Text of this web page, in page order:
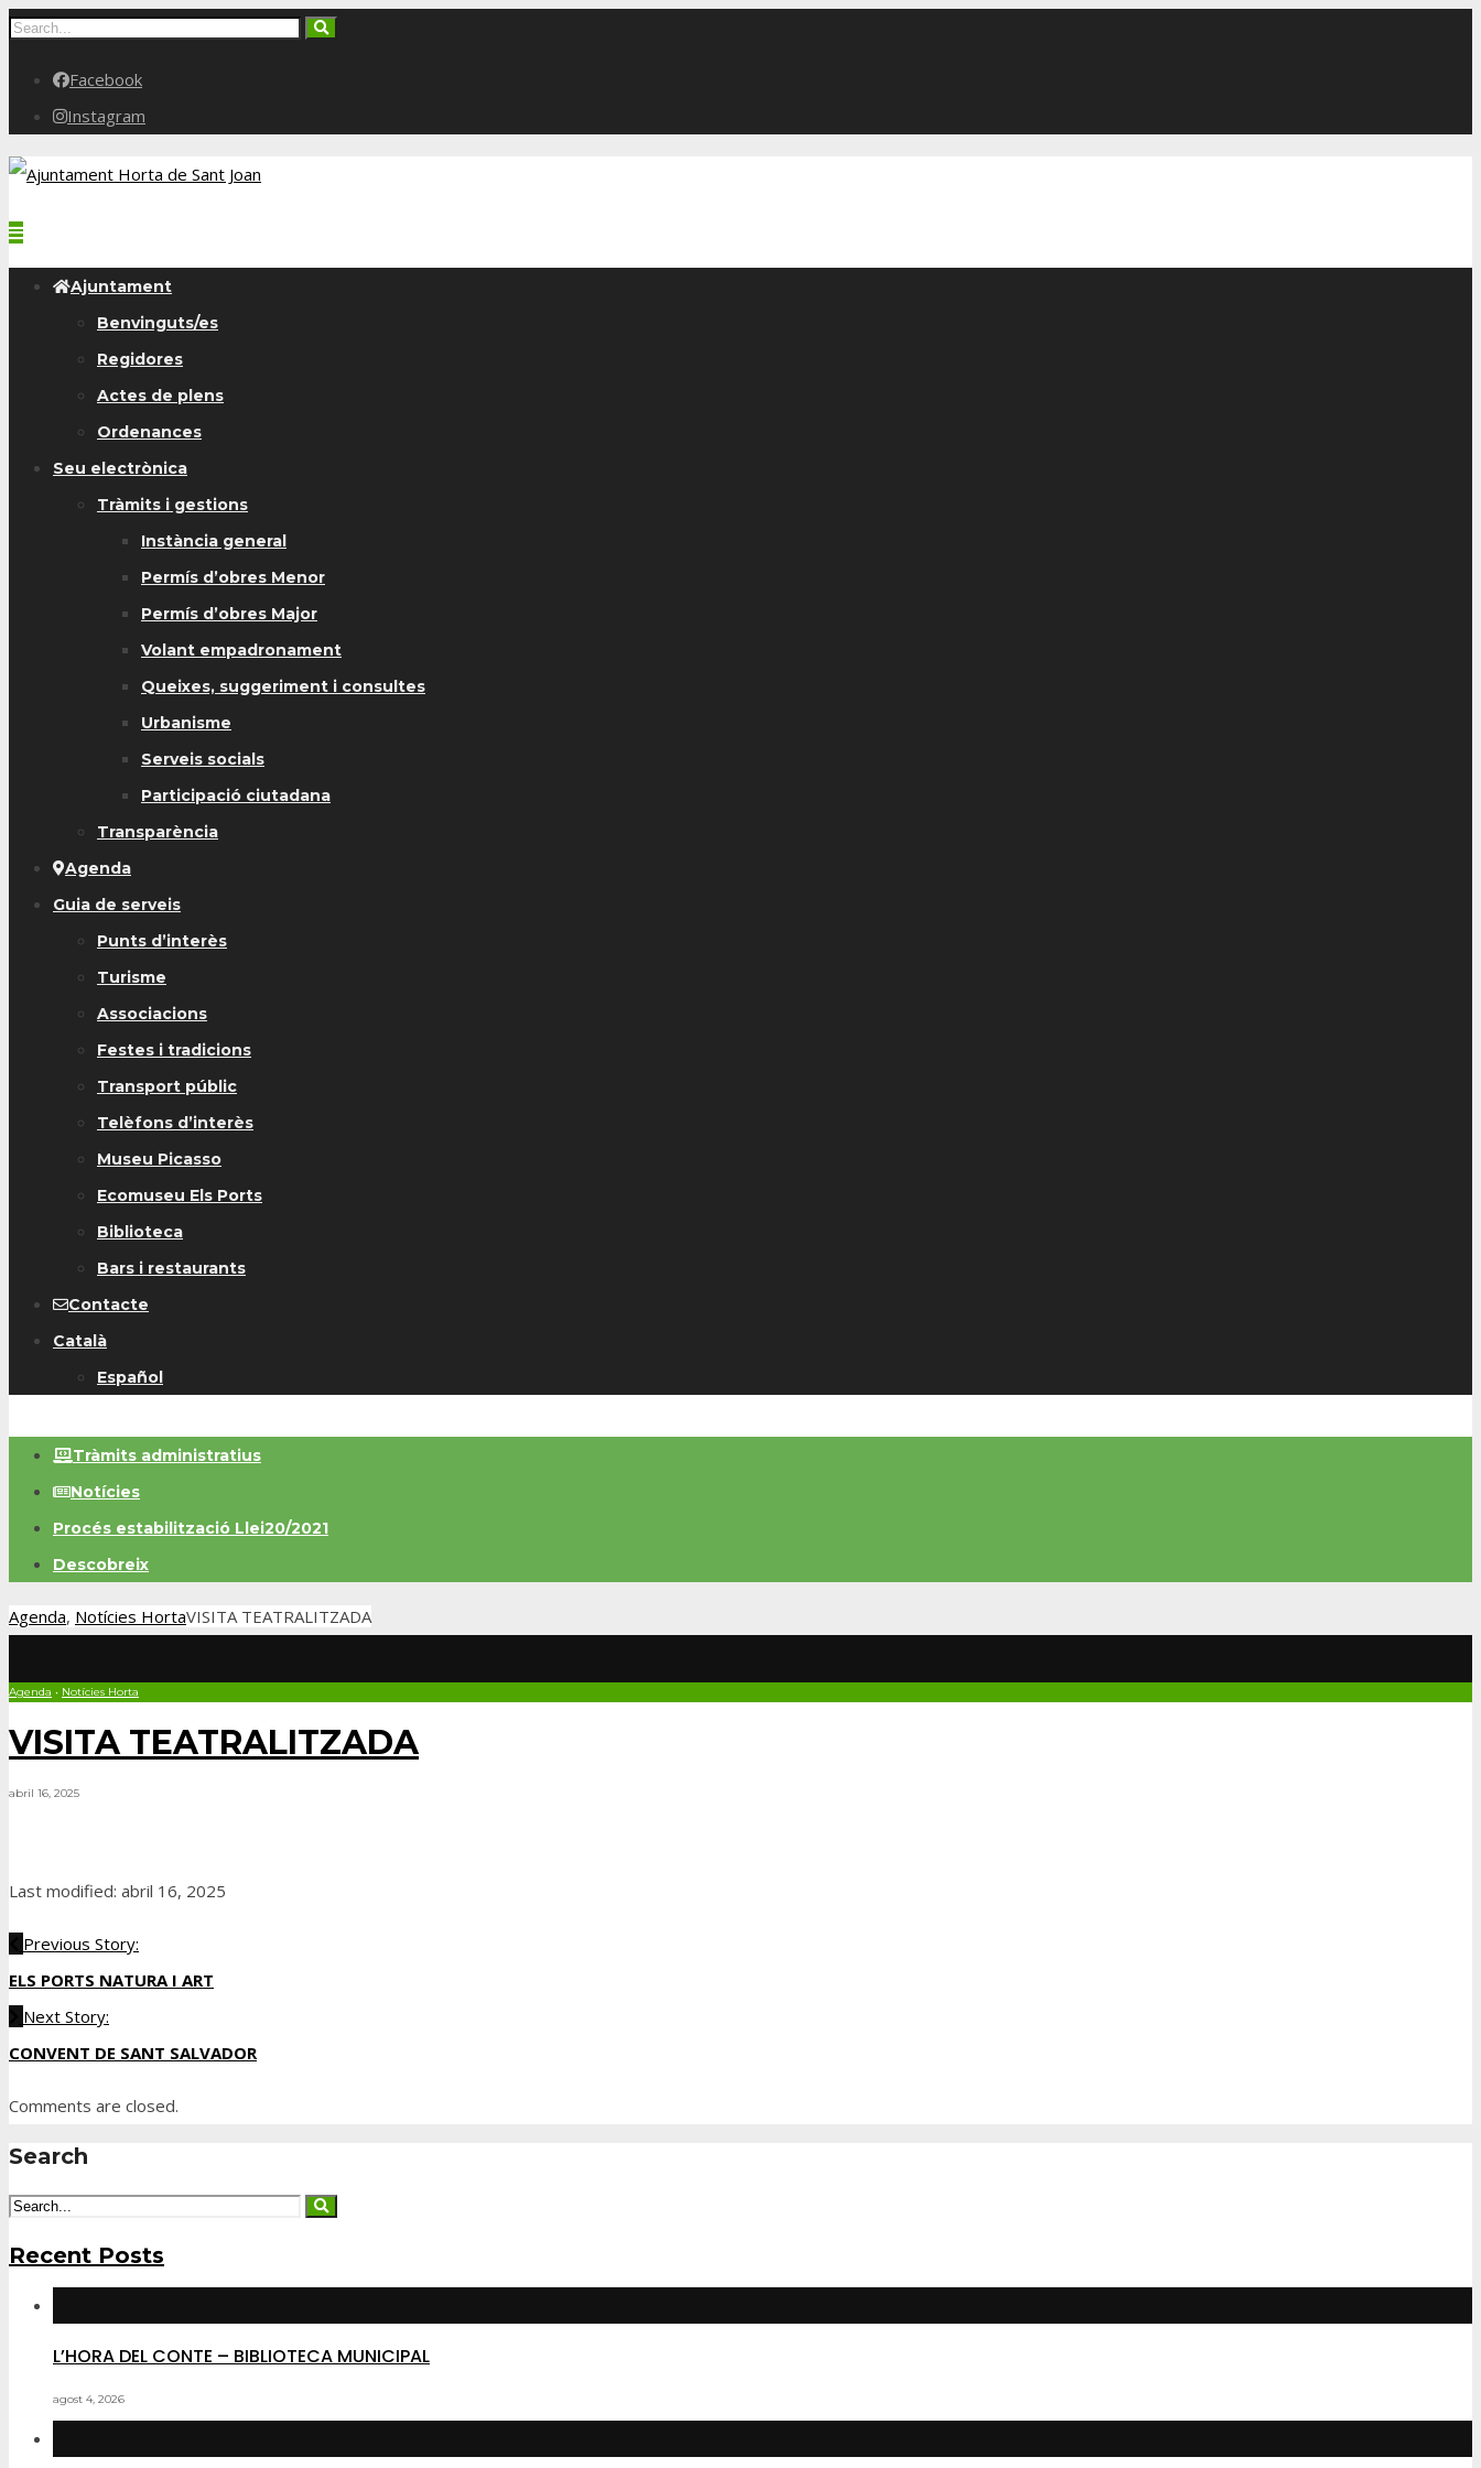
Facebook
Instagram
Ajuntament
Benvinguts/es
Regidores
Actes de plens
Ordenances
Seu electrònica
Tràmits i gestions
Instància general
Permís d’obres Menor
Permís d’obres Major
Volant empadronament
Queixes, suggeriment i consultes
Urbanisme
Serveis socials
Participació ciutadana
Transparència
Agenda
Guia de serveis
Punts d’interès
Turisme
Associacions
Festes i tradicions
Transport públic
Telèfons d’interès
Museu Picasso
Ecomuseu Els Ports
Biblioteca
Bars i restaurants
Contacte
Català
Español
Tràmits administratius
Notícies
Procés estabilització Llei20/2021
Descobreix
Agenda, Notícies HortaVISITA TEATRALITZADA
Agenda • Notícies Horta
VISITA TEATRALITZADA
abril 16, 2025
Last modified: abril 16, 2025
Previous Story:
ELS PORTS NATURA I ART
Next Story:
CONVENT DE SANT SALVADOR
Comments are closed.
Search
Recent Posts
L’HORA DEL CONTE – BIBLIOTECA MUNICIPAL
agost 4, 2026